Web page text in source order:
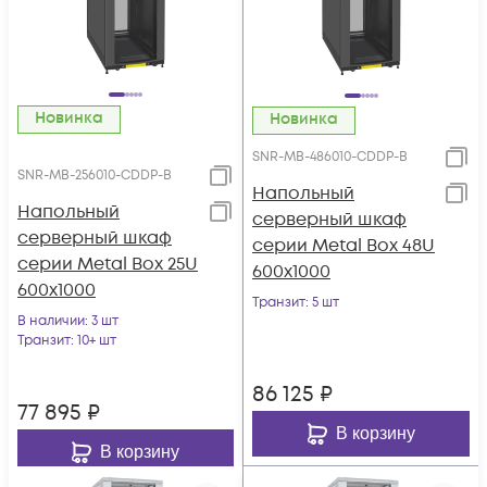
Новинка
SNR-MB-256010-CDDP-B
Напольный
серверный шкаф
серии Metal Box 25U
600х1000
В наличии: 3 шт
Транзит: 10+ шт
77 895 ₽
В корзину
Новинка
SNR-MB-486010-CDDP-B
Напольный
серверный шкаф
серии Metal Box 48U
600х1000
Транзит: 5 шт
86 125 ₽
В корзину